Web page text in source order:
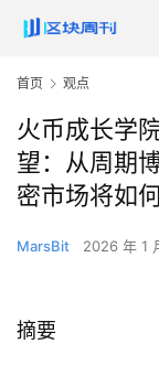
首页 观点
火币成长学
望：从周期
密市场将如
MarsBit 2026 年 1
摘要